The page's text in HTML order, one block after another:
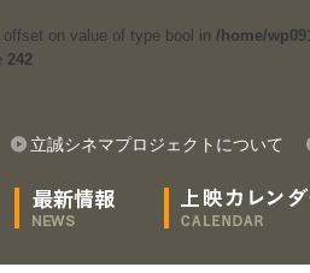
on value of type bool in /home/
242
立誠シネマプロジェクトについて